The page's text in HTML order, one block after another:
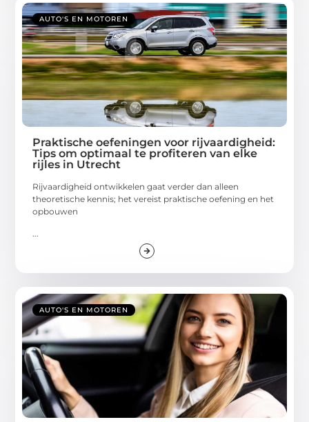
AUTO'S EN MOTOREN
Praktische oefeningen voor rijvaardigheid:
Tips om optimaal te profiteren van elke
rijles in Utrecht
Rijvaardigheid ontwikkelen gaat verder dan alleen
theoretische kennis; het vereist praktische oefening en het
opbouwen
...
AUTO'S EN MOTOREN